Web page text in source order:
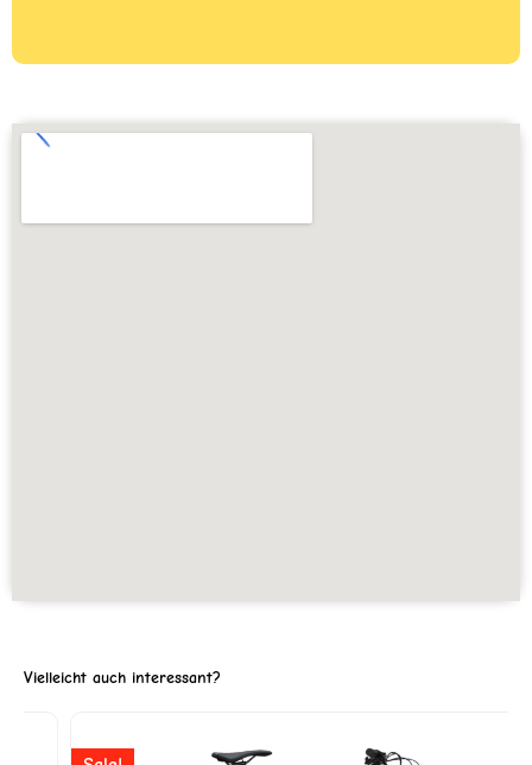
Vielleicht auch interessant?